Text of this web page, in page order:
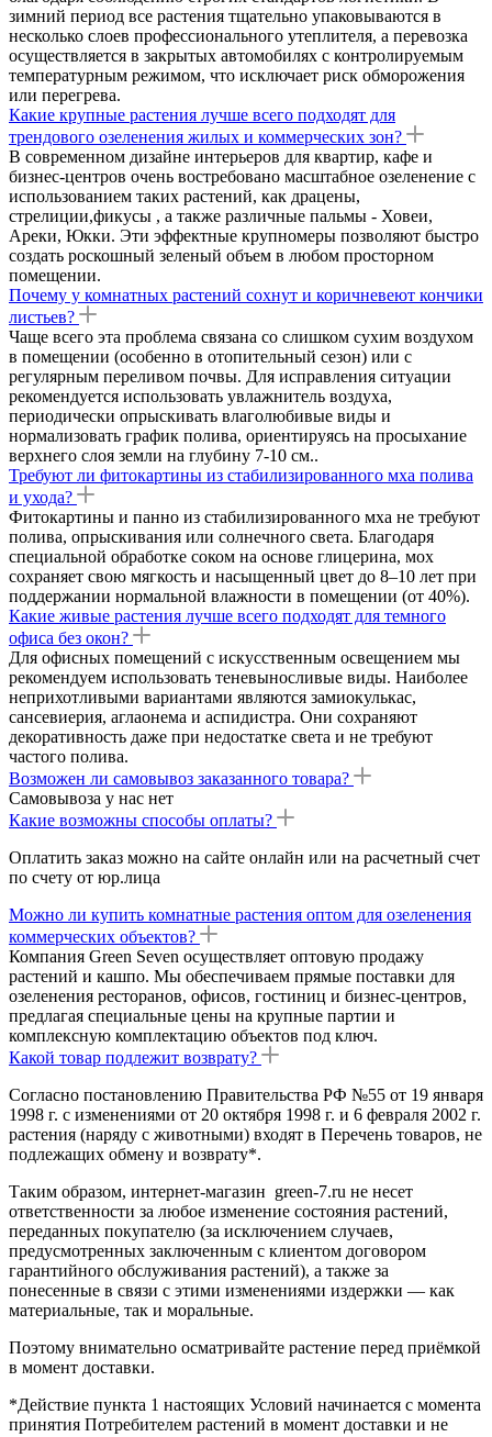
зимний период все растения тщательно упаковываются в
несколько слоев профессионального утеплителя, а перевозка
осуществляется в закрытых автомобилях с контролируемым
температурным режимом, что исключает риск обморожения
или перегрева.
Какие крупные растения лучше всего подходят для
трендового озеленения жилых и коммерческих зон?
В современном дизайне интерьеров для квартир, кафе и
бизнес-центров очень востребовано масштабное озеленение с
использованием таких растений, как драцены,
стрелиции,фикусы , а также различные пальмы - Ховеи,
Ареки, Юкки. Эти эффектные крупномеры позволяют быстро
создать роскошный зеленый объем в любом просторном
помещении.
Почему у комнатных растений сохнут и коричневеют кончики
листьев?
Чаще всего эта проблема связана со слишком сухим воздухом
в помещении (особенно в отопительный сезон) или с
регулярным переливом почвы. Для исправления ситуации
рекомендуется использовать увлажнитель воздуха,
периодически опрыскивать влаголюбивые виды и
нормализовать график полива, ориентируясь на просыхание
верхнего слоя земли на глубину 7-10 см..
Требуют ли фитокартины из стабилизированного мха полива
и ухода?
Фитокартины и панно из стабилизированного мха не требуют
полива, опрыскивания или солнечного света. Благодаря
специальной обработке соком на основе глицерина, мох
сохраняет свою мягкость и насыщенный цвет до 8–10 лет при
поддержании нормальной влажности в помещении (от 40%).
Какие живые растения лучше всего подходят для темного
офиса без окон?
Для офисных помещений с искусственным освещением мы
рекомендуем использовать теневыносливые виды. Наиболее
неприхотливыми вариантами являются замиокулькас,
сансевиерия, аглаонема и аспидистра. Они сохраняют
декоративность даже при недостатке света и не требуют
частого полива.
Возможен ли самовывоз заказанного товара?
Самовывоза у нас нет
Какие возможны способы оплаты?
Оплатить заказ можно на сайте онлайн или на расчетный счет
по счету от юр.лица
Можно ли купить комнатные растения оптом для озеленения
коммерческих объектов?
Компания Green Seven осуществляет оптовую продажу
растений и кашпо. Мы обеспечиваем прямые поставки для
озеленения ресторанов, офисов, гостиниц и бизнес-центров,
предлагая специальные цены на крупные партии и
комплексную комплектацию объектов под ключ.
Какой товар подлежит возврату?
Согласно постановлению Правительства РФ №55 от 19 января
1998 г. с изменениями от 20 октября 1998 г. и 6 февраля 2002 г.
растения (наряду с животными) входят в Перечень товаров, не
подлежащих обмену и возврату*.
Таким образом, интернет-магазин green-7.ru не несет
ответственности за любое изменение состояния растений,
переданных покупателю (за исключением случаев,
предусмотренных заключенным с клиентом договором
гарантийного обслуживания растений), а также за
понесенные в связи с этими изменениями издержки — как
материальные, так и моральные.
Поэтому внимательно осматривайте растение перед приёмкой
в момент доставки.
*Действие пункта 1 настоящих Условий начинается с момента
принятия Потребителем растений в момент доставки и не